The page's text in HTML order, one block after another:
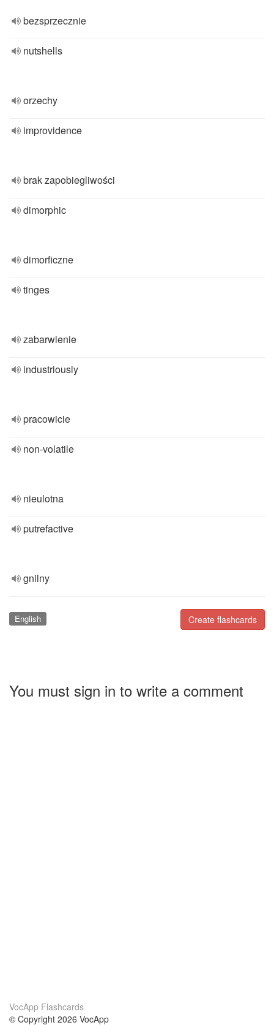
bezsprzecznie
nutshells
orzechy
improvidence
brak zapobiegliwości
dimorphic
dimorficzne
tinges
zabarwienie
industriously
pracowicie
non-volatile
nieulotna
putrefactive
gnilny
Create flashcards
English
You must sign in to write a comment
VocApp Flashcards
© Copyright 2026 VocApp